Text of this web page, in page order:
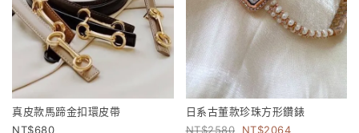
真皮款馬蹄金扣環皮帶
680
日系古董款珍珠方形鑽錶
2580
2064